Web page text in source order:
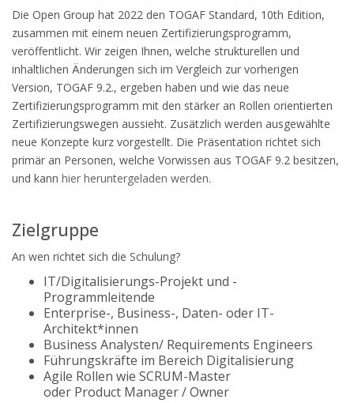
Die Open Group hat 2022 den TOGAF Standard, 10th Edition,
zusammen mit einem neuen Zertifizierungs­programm,
veröffentlicht. Wir zeigen Ihnen, welche strukturellen und
inhaltlichen Änderungen sich im Vergleich zur vorherigen
Version, TOGAF 9.2., ergeben haben und wie das neue
Zertifizierungsprogramm mit den stärker an Rollen orientierten
Zertifizierungswegen aussieht. Zusätzlich werden ausgewählte
neue Konzepte kurz vorgestellt. Die Präsentation richtet sich
primär an Personen, welche Vorwissen aus TOGAF 9.2 besitzen,
und kann hier heruntergeladen werden.
Zielgruppe
An wen richtet sich die Schulung?
IT/Digitalisierungs-Projekt und -
Programmleitende
Enterprise-, Business-, Daten- oder IT-
Architekt*innen
Business Analysten/ Requirements Engineers
Führungskräfte im Bereich Digitalisierung
Agile Rollen wie SCRUM-Master
oder Product Manager / Owner